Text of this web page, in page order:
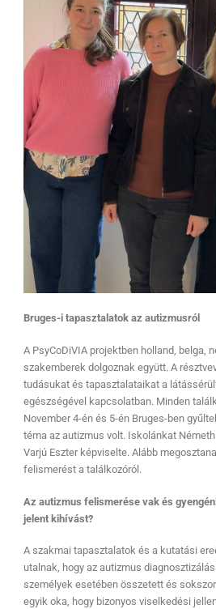
Bruges-i tapasztalatok az autizmusról
A PsyCoDiVIA projektben holland, belga,
szakemberek dolgoznak együtt. A
tudásukat és tapasztalataikat a
egészségével kapcsolatban. Minden
November 4-én és 5-én Bruges-ben
téma az autizmus volt. Iskolánkat
Varjú Eszter képviselte. Alább
felismerést a találkozóról.
Az autizmus felismerése vak és
jelent kihívást?
A szakmai tapasztalatok és a kutatási
utalnak, hogy az autizmus
személyek esetében összetett és
egyik oka, hogy bizonyos viselkedési